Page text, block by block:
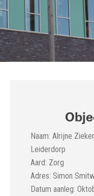
Naam: Alrijne
Leiderdorp
Aard: Zorg
Adres: Simon
Datum aanleg: